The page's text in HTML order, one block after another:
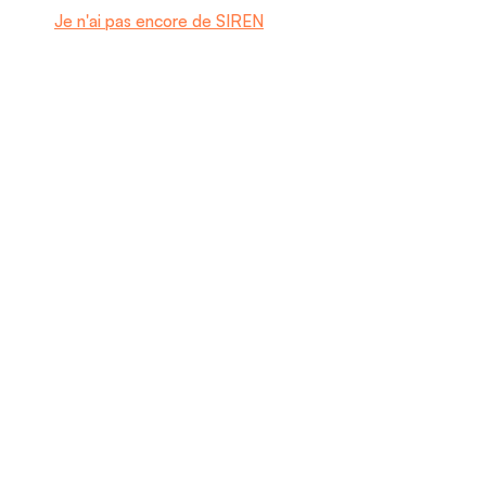
Je n'ai pas encore de SIREN